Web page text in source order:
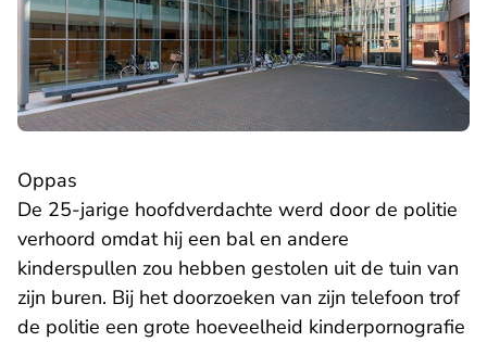
Oppas
De 25-jarige hoofdverdachte werd door de politie
verhoord omdat hij een bal en andere
kinderspullen zou hebben gestolen uit de tuin van
zijn buren. Bij het doorzoeken van zijn telefoon trof
de politie een grote hoeveelheid kinderpornografie